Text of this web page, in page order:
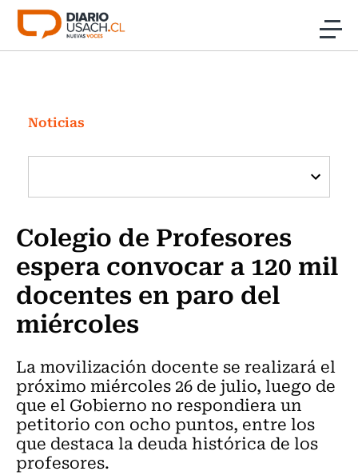
Click acá para ir directamente al contenido
Investigación
Cultura
Programas Radio y TV Usach
Noticias
Colegio de Profesores
espera convocar a 120 mil
docentes en paro del
miércoles
La movilización docente se realizará el
próximo miércoles 26 de julio, luego de
que el Gobierno no respondiera un
petitorio con ocho puntos, entre los
que destaca la deuda histórica de los
profesores.